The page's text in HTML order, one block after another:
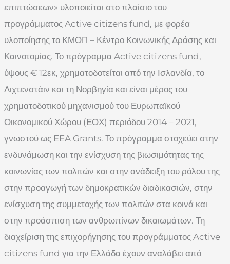
επιπτώσεων» υλοποιείται στο πλαίσιο του
προγράμματος Active citizens fund, με φορέα
υλοποίησης το ΚΜΟΠ – Κέντρο Κοινωνικής Δράσης και
Καινοτομίας. Το πρόγραμμα Active citizens fund,
ύψους € 12εκ, χρηματοδοτείται από την Ισλανδία, το
Λιχτενστάιν και τη Νορβηγία και είναι μέρος του
χρηματοδοτικού μηχανισμού του Ευρωπαϊκού
Οικονομικού Χώρου (ΕΟΧ) περιόδου 2014 – 2021,
γνωστού ως EEA Grants. Το πρόγραμμα στοχεύει στην
ενδυνάμωση και την ενίσχυση της βιωσιμότητας της
κοινωνίας των πολιτών και στην ανάδειξη του ρόλου της
στην προαγωγή των δημοκρατικών διαδικασιών, στην
ενίσχυση της συμμετοχής των πολιτών στα κοινά και
στην προάσπιση των ανθρωπίνων δικαιωμάτων. Τη
διαχείριση της επιχορήγησης του προγράμματος Active
citizens fund για την Ελλάδα έχουν αναλάβει από